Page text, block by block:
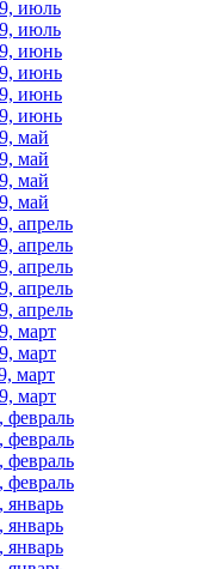
июль
июль
июнь
июнь
июнь
июнь
май
май
май
май
апрель
апрель
апрель
апрель
апрель
март
март
март
март
февраль
февраль
февраль
февраль
январь
январь
январь